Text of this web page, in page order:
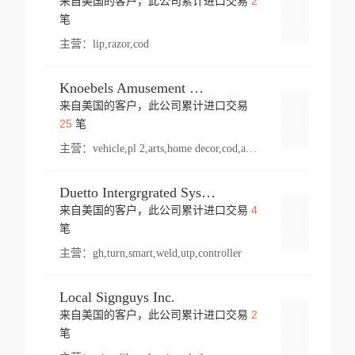
笔
主营： lip,razor,cod
Knoebels Amusement Resort
来自美国的客户，此公司累计进口交易
25笔
主营： vehicle,pl 2,arts,home decor,cod,amusement ride,sea
Duetto Intergrgrated Systems Inc.
来自美国的客户，此公司累计进口交易 4
笔
主营： gh,turn,smart,weld,utp,controller
Local Signguys Inc.
来自美国的客户，此公司累计进口交易 2
笔